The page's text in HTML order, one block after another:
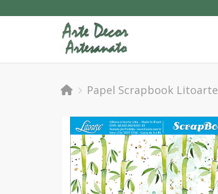
Papel Scrapbook Litoarte